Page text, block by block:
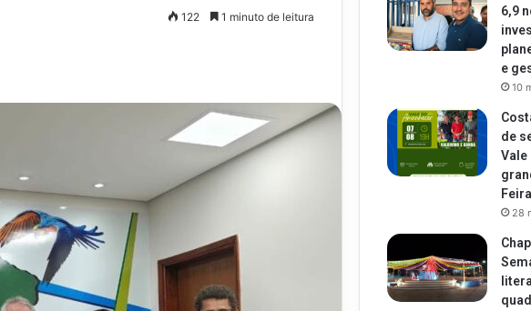
122 1 minuto de leitura
6,9
e
10
de
Vale
28